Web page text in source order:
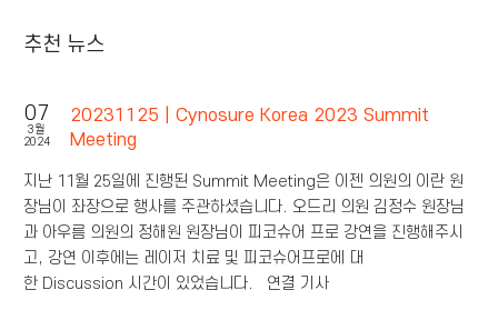
추천 뉴스
07
3월
2024
20231125 | Cynosure Korea 2023 Summit
Meeting
지난 11월 25일에 진행된 Summit Meeting은 이젠 의원의 이란 원
장님이 좌장으로 행사를 주관하셨습니다. 오드리 의원 김정수 원장님
과 아우름 의원의 정해원 원장님이 피코슈어 프로 강연을 진행해주시
고, 강연 이후에는 레이저 치료 및 피코슈어프로에 대
한 Discussion 시간이 있었습니다. 연결 기사